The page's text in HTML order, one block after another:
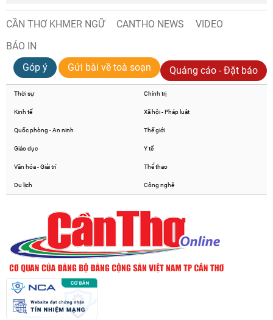
CẦN THƠ KHMER NGỮ CANTHO NEWS
VIDEO
BÁO IN
Góp ý
Gửi bài về toà soạn Quảng cáo - Đặt báo
Thời sự Chính trị
Kinh tế Xã hội - Pháp luật
Quốc phòng - An ninh Thế giới
Giáo dục Y tế
Văn hóa - Giải trí Thể thao
Du lịch Công nghệ